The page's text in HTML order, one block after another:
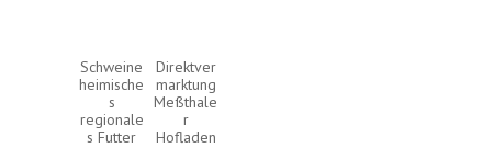
Schweine
heimische
s
regionale
s Futter
Direktver
marktung
Meßthale
r
Hofladen